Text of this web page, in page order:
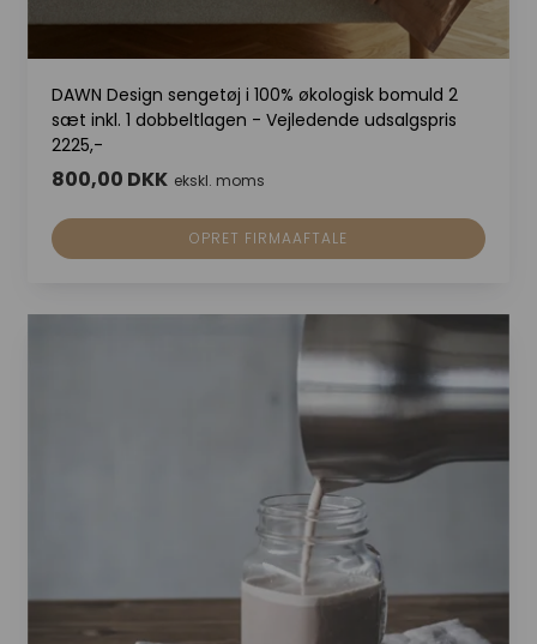
DAWN Design sengetøj i 100% økologisk bomuld 2
sæt inkl. 1 dobbeltlagen - Vejledende udsalgspris
2225,-
800,00 DKK ekskl. moms
OPRET FIRMAAFTALE